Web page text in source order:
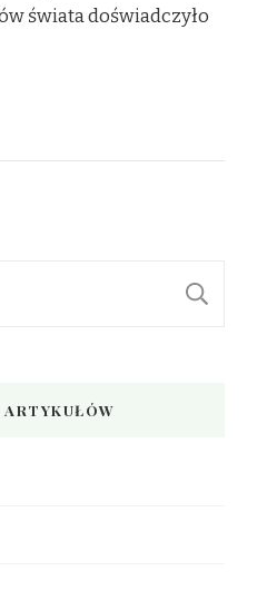
świata doświadczyło